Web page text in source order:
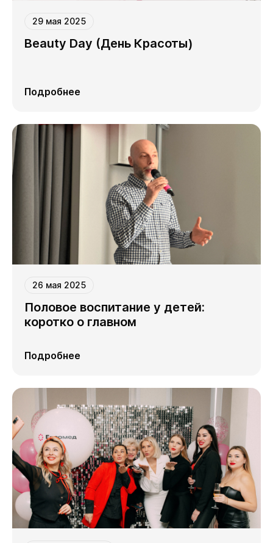
29 мая 2025
Beauty Day (День Красоты)
Подробнее
26 мая 2025
Половое воспитание у детей:
коротко о главном
Подробнее